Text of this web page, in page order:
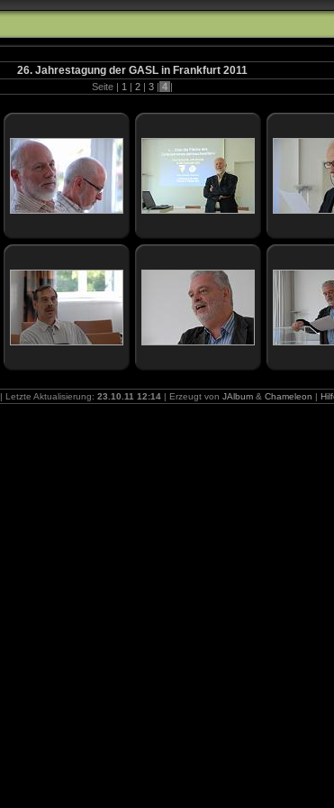
26. Jahrestagung der GASL in Frankfurt 2011
Seite | 1 | 2 | 3 | 4 |
| Letzte Aktualisierung: 23.10.11 12:14 | Erzeugt von JAlbum & Chameleon |